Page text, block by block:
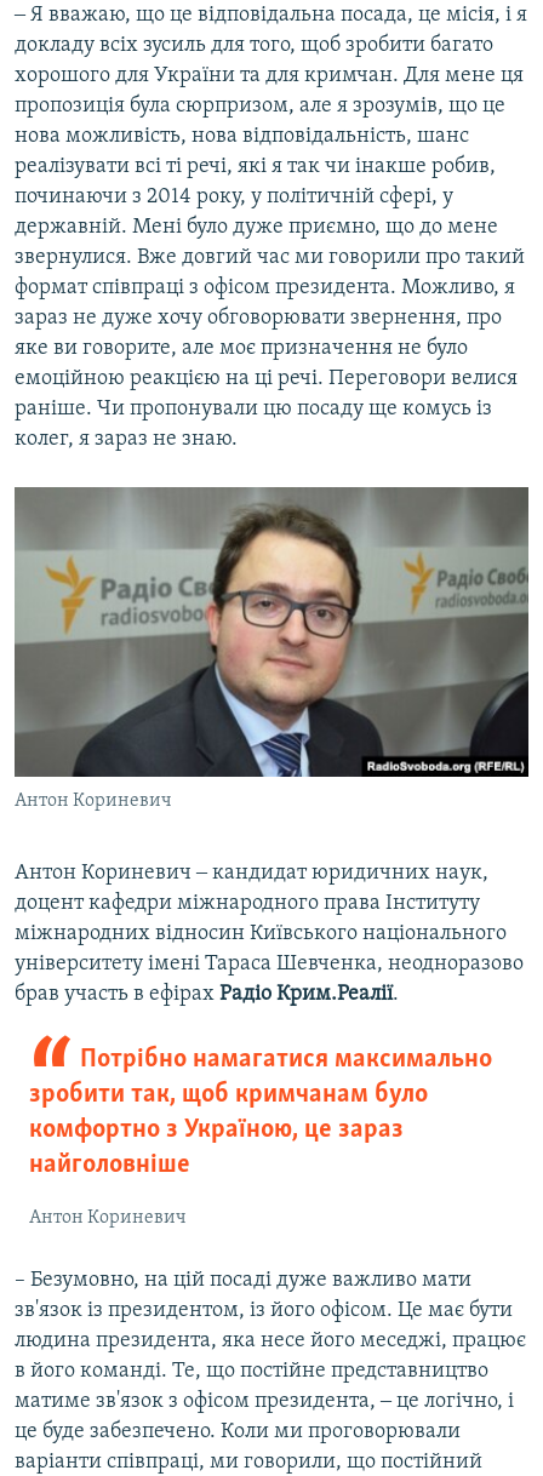
‒ Я вважаю, що це відповідальна посада, це місія, і я
докладу всіх зусиль для того, щоб зробити багато
хорошого для України та для кримчан. Для мене ця
пропозиція була сюрпризом, але я зрозумів, що це
нова можливість, нова відповідальність, шанс
реалізувати всі ті речі, які я так чи інакше робив,
починаючи з 2014 року, у політичній сфері, у
державній. Мені було дуже приємно, що до мене
звернулися. Вже довгий час ми говорили про такий
формат співпраці з офісом президента. Можливо, я
зараз не дуже хочу обговорювати звернення, про
яке ви говорите, але моє призначення не було
емоційною реакцією на ці речі. Переговори велися
раніше. Чи пропонували цю посаду ще комусь із
колег, я зараз не знаю.
Антон Кориневич
Антон Кориневич ‒ кандидат юридичних наук,
доцент кафедри міжнародного права Інституту
міжнародних відносин Київського національного
університету імені Тараса Шевченка, неодноразово
брав участь в ефірах Радіо Крим.Реалії.
Потрібно намагатися максимально
зробити так, щоб кримчанам було
комфортно з Україною, це зараз
найголовніше
Антон Кориневич
– Безумовно, на цій посаді дуже важливо мати
зв'язок із президентом, із його офісом. Це має бути
людина президента, яка несе його меседжі, працює
в його команді. Те, що постійне представництво
матиме зв'язок з офісом президента, ‒ це логічно, і
це буде забезпечено. Коли ми проговорювали
варіанти співпраці, ми говорили, що постійний